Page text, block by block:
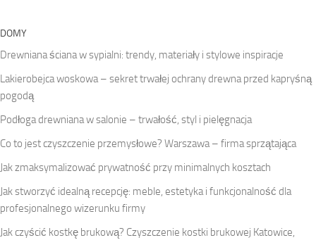
DOMY
Drewniana ściana w sypialni: trendy, materiały i stylowe inspiracje
Lakierobejca woskowa – sekret trwałej ochrany drewna przed kapryśną
pogodą
Podłoga drewniana w salonie – trwałość, styl i pielęgnacja
Co to jest czyszczenie przemysłowe? Warszawa – firma sprzątająca
Jak zmaksymalizować prywatność przy minimalnych kosztach
Jak stworzyć idealną recepcję: meble, estetyka i funkcjonalność dla
profesjonalnego wizerunku firmy
Jak czyścić kostkę brukową? Czyszczenie kostki brukowej Katowice,